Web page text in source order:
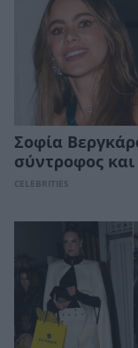
Σοφία
σύντροφος και
CELEBRITIES